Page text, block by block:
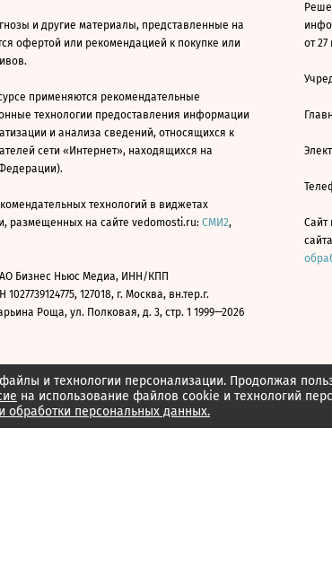
и технологии персонализации. Продолжая
на использование файлов cookie и технологий
обработки персональных данных.
и другие материалы, представленные на
офертой или рекомендацией к покупке или
применяются рекомендательные
технологии предоставления информации
и анализа сведений, относящихся к
сети «Интернет», находящихся на
технологий в виджетах
размещенных на сайте vedomosti.ru: СМИ2,
Бизнес Ньюс Медиа, ИНН/КПП
1027739124775, 127018, г. Москва, вн.тер.г.
Роща, ул. Полковая, д. 3, стр. 1 1999—2026
от
Сайт